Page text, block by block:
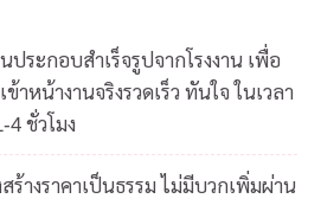
ประกอบสำเร็จรูปจากโรงงาน เพื่อ
ข้าหน้างานจริงรวดเร็ว ทันใจ ในเวลา
4 ชั่วโมง
สร้างราคาเป็นธรรม ไม่มีบวกเพิ่มผ่าน